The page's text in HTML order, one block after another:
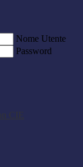
Nome Utente
Password
CIE